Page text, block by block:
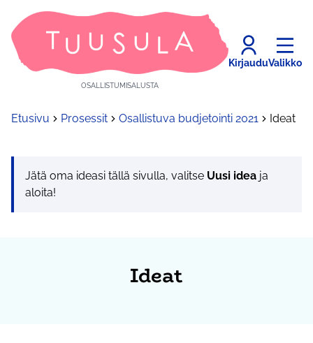
OSALLISTUMISALUSTA
KirjauduValikko
Etusivu Prosessit Osallistuva budjetointi 2021 Ideat
Jätä oma ideasi tällä sivulla, valitse Uusi idea ja
aloita!
Ideat